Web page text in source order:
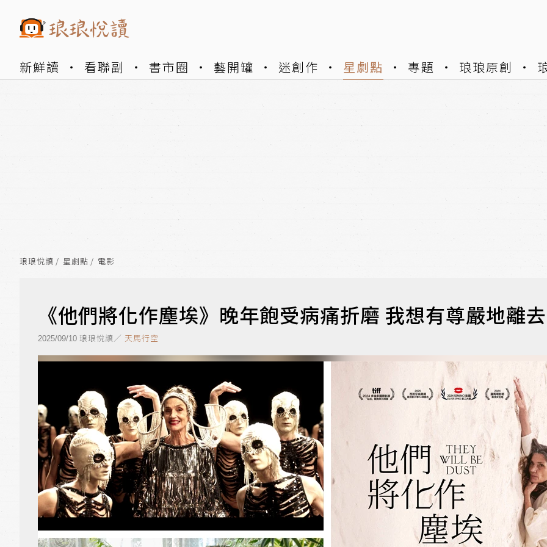
新鮮讀 看聯副 書市圈 藝開罐 迷創作 星劇點 專題 琅琅原創
琅琅悅讀 星劇點 電影
《他們將化作塵埃》晚年飽受病痛折磨 我想有尊嚴地離去
2025/09/10 琅琅悅讀／ 天馬行空